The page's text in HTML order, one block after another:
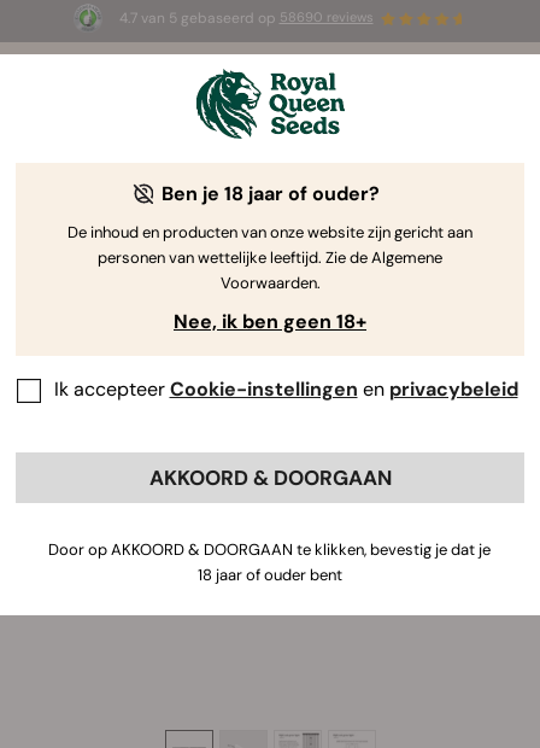
4.7 van 5 gebaseerd op 58690 reviews
3 White Widow Auto zaadjesGRATIS voor de
Ben je 18 jaar of ouder?
De inhoud en producten van onze website zijn gericht aan
personen van wettelijke leeftijd. Zie de Algemene
Voorwaarden.
Nee, ik ben geen 18+
Ik accepteerCookie-instellingen en privacybeleid
AKKOORD & DOORGAAN
Door op AKKOORD & DOORGAAN te klikken, bevestig je dat je
18 jaar of ouder bent